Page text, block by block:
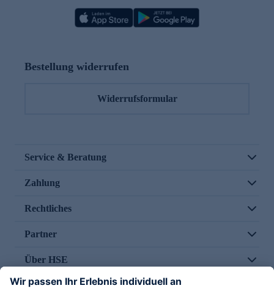
Bestellung widerrufen
Widerrufsformular
Service & Beratung
Zahlung
Rechtliches
Partner
Über HSE
Im TV